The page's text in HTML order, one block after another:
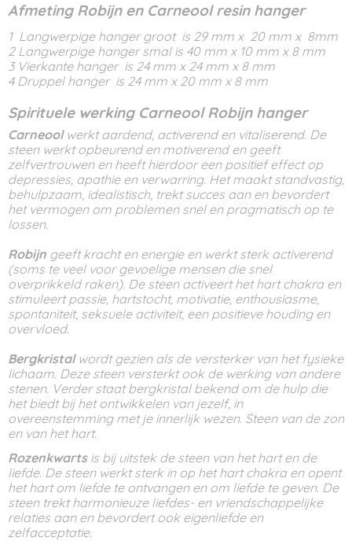
Afmeting Robijn en Carneool resin hanger
1 Langwerpige hanger groot is 29 mm x 20 mm x 8mm
2 Langwerpige hanger smal is 40 mm x 10 mm x 8 mm
3 Vierkante hanger is 24 mm x 24 mm x 8 mm
4 Druppel hanger is 24 mm x 20 mm x 8 mm
Spirituele werking Carneool Robijn hanger
Carneoolwerkt aardend, activerend en vitaliserend. De
steen werkt opbeurend en motiverend en geeft
zelfvertrouwen en heeft hierdoor een positief effect op
depressies, apathie en verwarring. Het maakt standvastig,
behulpzaam, idealistisch, trekt succes aan en bevordert
het vermogen om problemen snel en pragmatisch op te
lossen.
Robijn geeft kracht en energie en werkt sterk activerend
(soms te veel voor gevoelige mensen die snel
overprikkeld raken). De steen activeert het hart chakra en
stimuleert passie, hartstocht, motivatie, enthousiasme,
spontaniteit, seksuele activiteit, een positieve houding en
overvloed.
Bergkristal wordt gezien als de versterker van het fysieke
lichaam. Deze steen versterkt ook de werking van andere
stenen. Verder staat bergkristal bekend om de hulp die
het biedt bij het ontwikkelen van jezelf, in
overeenstemming met je innerlijk wezen. Steen van de zon
en van het hart.
Rozenkwartsis bij uitstek de steen van het hart en de
liefde. De steen werkt sterk in op het hart chakra en opent
het hart om liefde te ontvangen en om liefde te geven. De
steen trekt harmonieuze liefdes- en vriendschappelijke
relaties aan en bevordert ook eigenliefde en
zelfacceptatie.